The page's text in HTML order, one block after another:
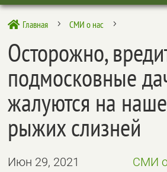
 Главная 5 СМИ о нас 5
Осторожно,
подмосковные
жалуются на
рыжих слизней
Июн 29, 2021 СМИ